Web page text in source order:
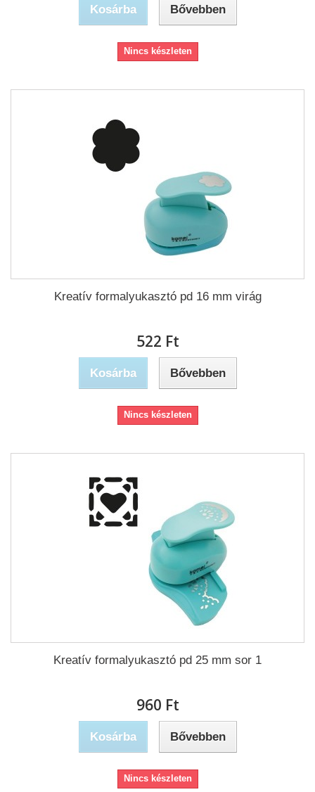
Kosárba Bővebben
Nincs készleten
Kreatív formalyukasztó pd 16 mm virág
522 Ft‎
Kosárba Bővebben
Nincs készleten
Kreatív formalyukasztó pd 25 mm sor 1
960 Ft‎
Kosárba Bővebben
Nincs készleten